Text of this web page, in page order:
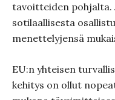
tavoitteiden pohjalta.
sotilaallisesta
menettelyjensä
EU:n yhteisen
kehitys on ollut